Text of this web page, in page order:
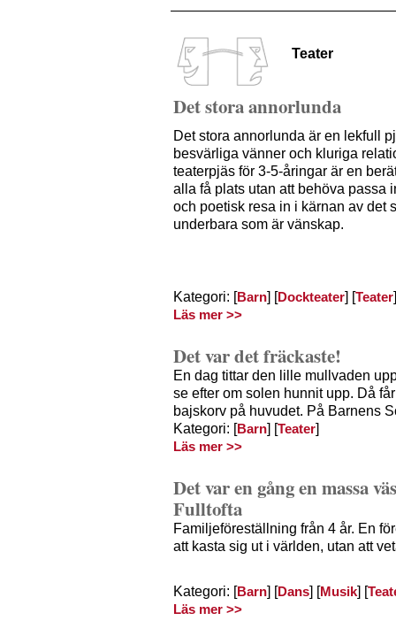
Teater
Det stora annorlunda
Det stora annorlunda är en lekfull
besvärliga vänner och kluriga
teaterpjäs för 3-5-åringar är en
alla få plats utan att behöva passa
och poetisk resa in i kärnan av det
underbara som är vänskap.
Kategori: [Barn] [Dockteater] [Teater]
Läs mer >>
Det var det fräckaste!
En dag tittar den lille mullvaden
se efter om solen hunnit upp. Då
bajskorv på huvudet. På Barnens
Kategori: [Barn] [Teater]
Läs mer >>
Det var en gång en massa
Fulltofta
Familjeföreställning från 4 år. En
att kasta sig ut i världen, utan att
Kategori: [Barn] [Dans] [Musik] [
Läs mer >>